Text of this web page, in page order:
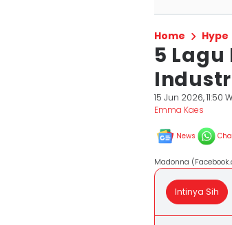
Home Hype
5
15 Jun 2026, 11:50
Emma Kaes
News
Madonna
Intinya Sih